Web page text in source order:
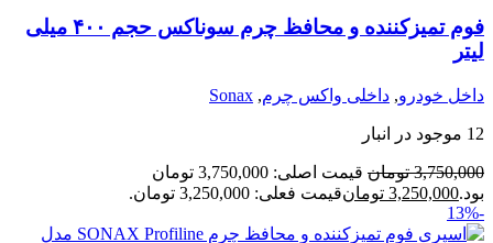
فوم تمیزکننده و محافظ چرم سوناکس حجم ۴۰۰ میلی
لیتر
داخل خودرو, داخلی واکس چرم,
Sonax
12 موجود در انبار
3,750,000 تومان
قیمت اصلی: 3,750,000 تومان
بود.3,250,000 تومانقیمت فعلی: 3,250,000 تومان.
-13%